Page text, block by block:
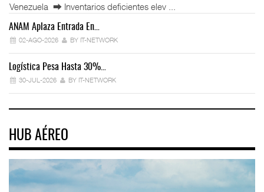
Venezuela ⮕ Inventarios deficientes elev ...
ANAM Aplaza Entrada En…
02-AGO-2026 BY IT-NETWORK
Logística Pesa Hasta 30%…
30-JUL-2026 BY IT-NETWORK
HUB AÉREO